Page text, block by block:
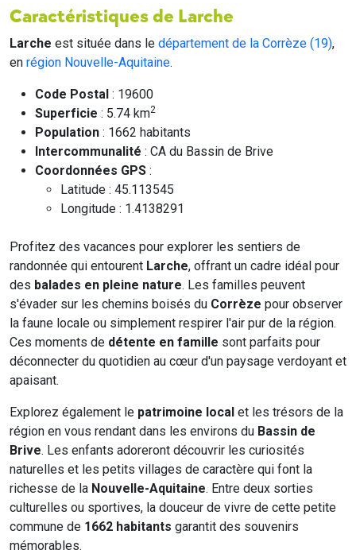
Caractéristiques de Larche
Larche est située dans le département de la Corrèze (19),
en région Nouvelle-Aquitaine.
Code Postal : 19600
Superficie : 5.74 km2
Population : 1662 habitants
Intercommunalité : CA du Bassin de Brive
Coordonnées GPS :
Latitude : 45.113545
Longitude : 1.4138291
Profitez des vacances pour explorer les sentiers de
randonnée qui entourent Larche, offrant un cadre idéal pour
des balades en pleine nature. Les familles peuvent
s'évader sur les chemins boisés du Corrèze pour observer
la faune locale ou simplement respirer l'air pur de la région.
Ces moments de détente en famille sont parfaits pour
déconnecter du quotidien au cœur d'un paysage verdoyant et
apaisant.
Explorez également le patrimoine local et les trésors de la
région en vous rendant dans les environs du Bassin de
Brive. Les enfants adoreront découvrir les curiosités
naturelles et les petits villages de caractère qui font la
richesse de la Nouvelle-Aquitaine. Entre deux sorties
culturelles ou sportives, la douceur de vivre de cette petite
commune de 1662 habitants garantit des souvenirs
mémorables.